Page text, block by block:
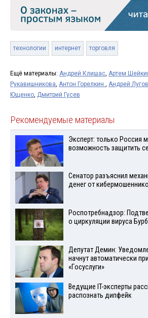
технологии интернет торговля
Ещё материалы: Андрей Клишас Артем
Рукавишникова Антон Горелкин Андрей
Ющенко Дмитрий Гусев
Рекомендуемые материалы
Эксперт: только Россия
возможность защитить
Сенатор разъяснил
денег от
Роспотребнадзор:
о циркуляции вируса
Депутат Демин:
начнут автоматически
«Госуслуги»
Ведущие IT-эксперты
распознать дипфейк